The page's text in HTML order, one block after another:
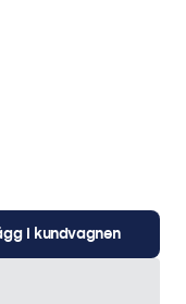
i kundvagnen